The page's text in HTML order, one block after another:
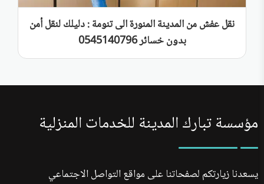
نقل عفش من المدينة المنورة الى تنومة : دليلك لنقل أمن
بدون خسائر 0545140796
مؤسسة تبارك المدينة للخدمات المنزلية
يسعدنا زيارتكم لصفحاتنا على مواقع التواصل الاجتماعي